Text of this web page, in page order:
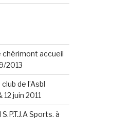
chérimont accueil
2013
de l’Asbl
12 juin 2011
Sports. à